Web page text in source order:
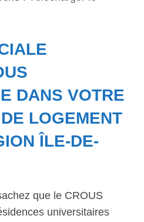
DANS VOTRE
LOGEMENT
ÎLE-DE-
que le CROUS
universitaires